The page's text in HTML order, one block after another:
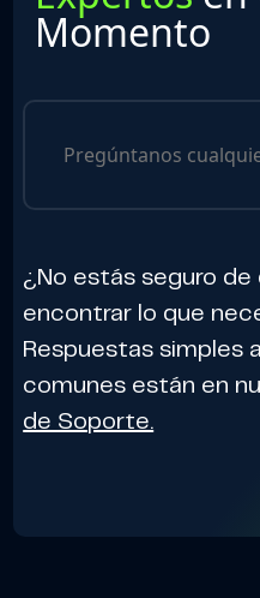
Momento
¿No estás seguro de
encontrar lo que
Respuestas simples
comunes están en
de Soporte.